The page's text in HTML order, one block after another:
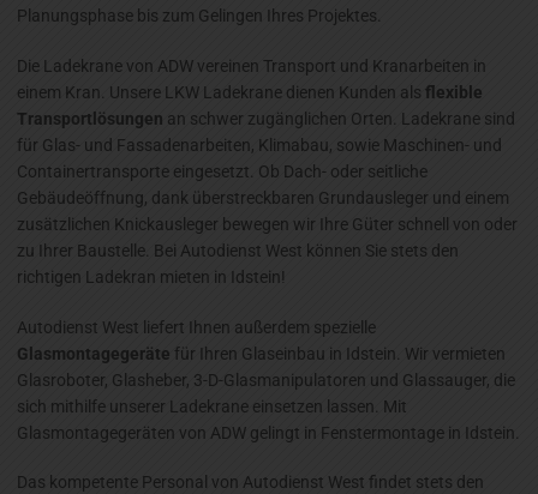
Planungsphase bis zum Gelingen Ihres Projektes.
Die Ladekrane von ADW vereinen Transport und Kranarbeiten in
einem Kran. Unsere LKW Ladekrane dienen Kunden als flexible
Transportlösungen an schwer zugänglichen Orten. Ladekrane sind
für Glas- und Fassadenarbeiten, Klimabau, sowie Maschinen- und
Containertransporte eingesetzt. Ob Dach- oder seitliche
Gebäudeöffnung, dank überstreckbaren Grundausleger und einem
zusätzlichen Knickausleger bewegen wir Ihre Güter schnell von oder
zu Ihrer Baustelle. Bei Autodienst West können Sie stets den
richtigen Ladekran mieten in Idstein!
Autodienst West liefert Ihnen außerdem spezielle
Glasmontagegeräte für Ihren Glaseinbau in Idstein. Wir vermieten
Glasroboter, Glasheber, 3-D-Glasmanipulatoren und Glassauger, die
sich mithilfe unserer Ladekrane einsetzen lassen. Mit
Glasmontagegeräten von ADW gelingt in Fenstermontage in Idstein.
Das kompetente Personal von Autodienst West findet stets den